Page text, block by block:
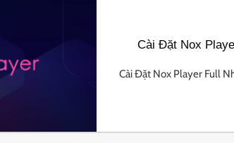
Cài Đặt Nox
Cài Đặt Nox Player Full